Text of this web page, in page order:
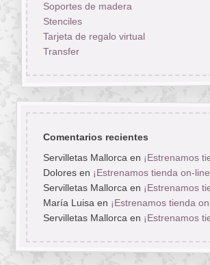
Soportes de madera
Stenciles
Tarjeta de regalo virtual
Transfer
Comentarios recientes
Servilletas Mallorca en ¡Estrenamos
Doloresen ¡Estrenamos tienda on-
Servilletas Mallorca en ¡Estrenamos
María Luisa en ¡Estrenamos tienda
Servilletas Mallorca en ¡Estrenamos